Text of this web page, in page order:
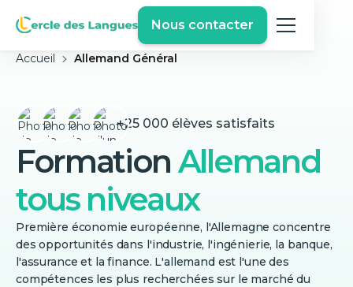
Nous contacter
Accueil Allemand Général
+25 000 élèves satisfaits
Formation Allemand
tous niveaux
Première économie européenne, l'Allemagne concentre
des opportunités dans l'industrie, l'ingénierie, la banque,
l'assurance et la finance. L'allemand est l'une des
compétences les plus recherchées sur le marché du